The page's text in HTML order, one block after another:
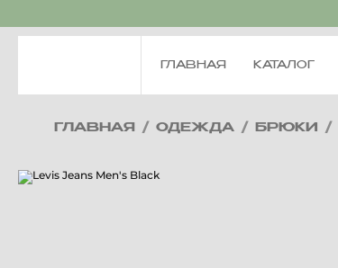
ГЛАВНАЯ КАТАЛОГ
ГЛАВНАЯ / ОДЕЖДА / БРЮКИ /